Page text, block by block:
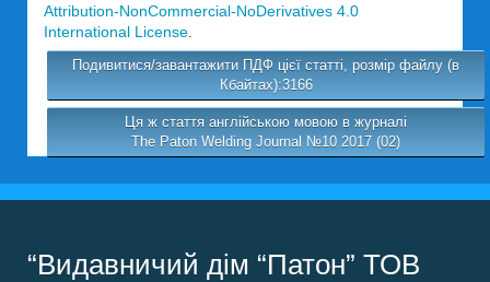
Attribution-NonCommercial-NoDerivatives 4.0
International License
Подивитися/завантажити ПДФ цієї статті, розмір файлу (в
Кбайтах):3166
Ця ж стаття англійською мовою в журналі
The Paton Welding Journal №10 2017 (02)
“Видавничий дім “Патон” ТОВ